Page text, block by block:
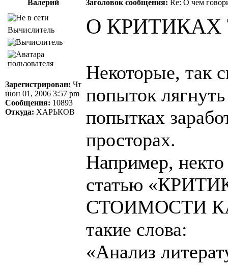
Валерий Заголовок сообщения: Re: О чем
Вычислитель
Зарегистрирован: Чт
июн 01, 2006 3:57 pm
Сообщения: 10893
Откуда: ХАРЬКОВ
О
Некоторые, так
попыток
попытках
просторах.
Например,
статью
СТОИМОСТИ
такие слова:
«Анализ